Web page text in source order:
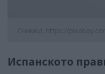
Снимка: https://
Испанското